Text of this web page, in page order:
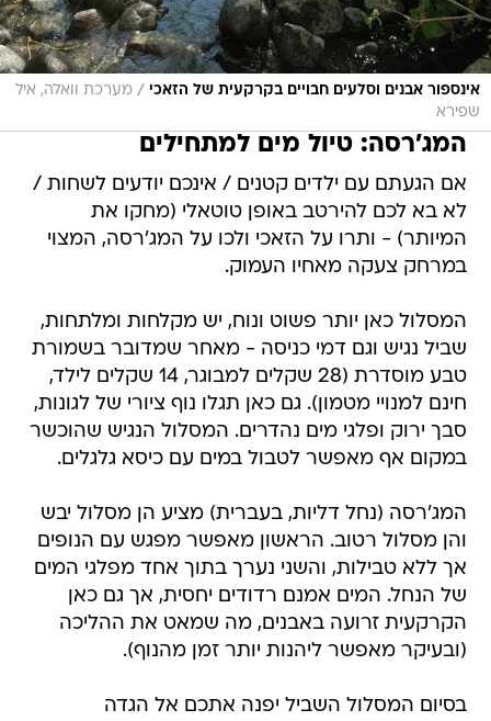
אינספור אבנים וסלעים חבויים בקרקעית של הזאכי / מערכת וואלה, איל
שפירא
המג'רסה: טיול מים למתחילים
אם הגעתם עם ילדים קטנים / אינכם יודעים לשחות /
לא בא לכם להירטב באופן טוטאלי (מחקו את
המיותר) - ותרו על הזאכי ולכו על המג'רסה, המצוי
במרחק צעקה מאחיו העמוק.
המסלול כאן יותר פשוט ונוח, יש מקלחות ומלתחות,
שביל נגיש וגם דמי כניסה - מאחר שמדובר בשמורת
טבע מוסדרת (28 שקלים למבוגר, 14 שקלים לילד,
חינם למנויי מטמון). גם כאן תגלו נוף ציורי של לגונות,
סבך ירוק ופלגי מים נהדרים. המסלול הנגיש שהוכשר
במקום אף מאפשר לטבול במים עם כיסא גלגלים.
המג'רסה (נחל דליות, בעברית) מציע הן מסלול יבש
והן מסלול רטוב. הראשון מאפשר מפגש עם הנופים
אך ללא טבילות, והשני נערך בתוך אחד מפלגי המים
של הנחל. המים אמנם רדודים יחסית, אך גם כאן
הקרקעית זרועה באבנים, מה שמאט את ההליכה
(ובעיקר מאפשר ליהנות יותר זמן מהנוף).
בסיום המסלול השביל יפנה אתכם אל הגדה